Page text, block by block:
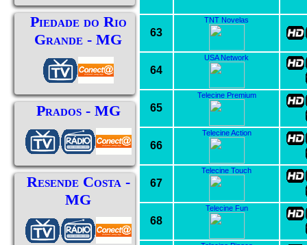
Piedade do Rio
Grande - MG
Prados - MG
Resende Costa -
MG
63
TNT Novelas
64
USA Network
65
Telecine Premium
66
Telecine Action
67
Telecine Touch
68
Telecine Fun